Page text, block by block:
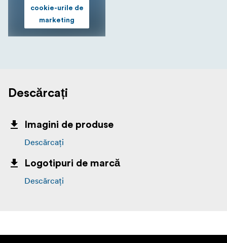
cookie-urile de
marketing
Descărcați
Imagini de produse
Descărcați
Logotipuri de marcă
Descărcați